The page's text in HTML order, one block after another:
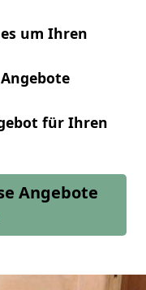
um Ihren
für Ihren
Angebote